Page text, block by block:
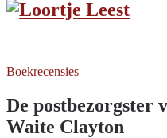
Boekrecensies
De postbezorgster
Waite Clayton